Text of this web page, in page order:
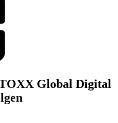
Global Digital